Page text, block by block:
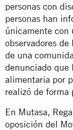
personas con
personas han
únicamente con
observadores
de una
denunciado que
alimentaria por
realizó de forma
En Mutasa,
oposición del